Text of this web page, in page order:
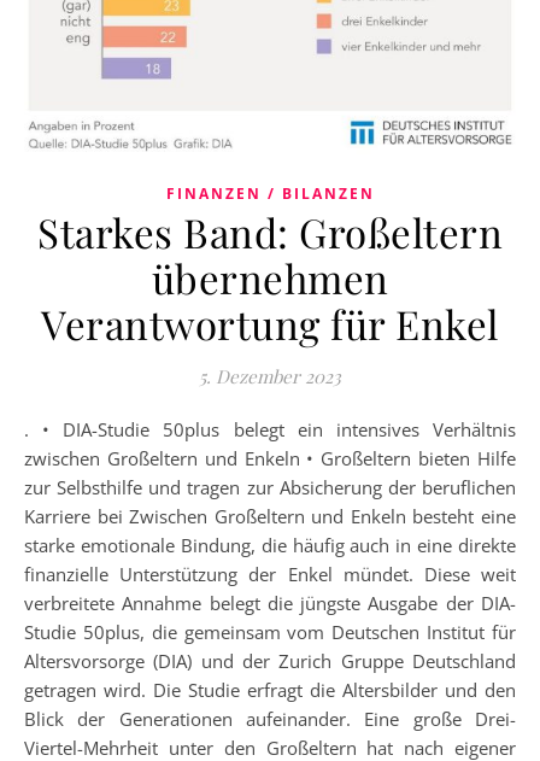
FINANZEN / BILANZEN
Starkes Band: Großeltern
übernehmen
Verantwortung für Enkel
5. Dezember 2023
. • DIA-Studie 50plus belegt ein intensives Verhältnis
zwischen Großeltern und Enkeln • Großeltern bieten Hilfe
zur Selbsthilfe und tragen zur Absicherung der beruflichen
Karriere bei Zwischen Großeltern und Enkeln besteht eine
starke emotionale Bindung, die häufig auch in eine direkte
finanzielle Unterstützung der Enkel mündet. Diese weit
verbreitete Annahme belegt die jüngste Ausgabe der DIA-
Studie 50plus, die gemeinsam vom Deutschen Institut für
Altersvorsorge (DIA) und der Zurich Gruppe Deutschland
getragen wird. Die Studie erfragt die Altersbilder und den
Blick der Generationen aufeinander. Eine große Drei-
Viertel-Mehrheit unter den Großeltern hat nach eigener